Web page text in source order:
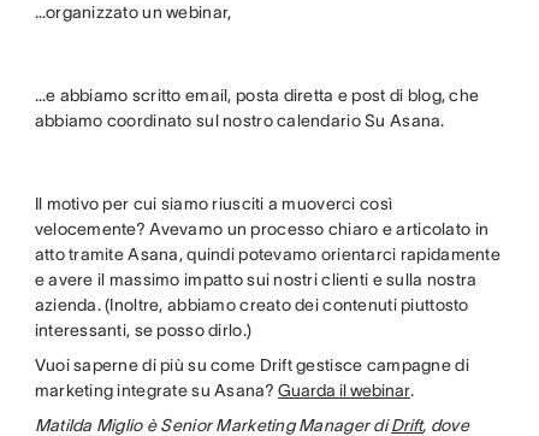
…organizzato un webinar,
…e abbiamo scritto email, posta diretta e post di blog, che
abbiamo coordinato sul nostro calendario Su Asana.
Il motivo per cui siamo riusciti a muoverci così
velocemente? Avevamo un processo chiaro e articolato in
atto tramite Asana, quindi potevamo orientarci rapidamente
e avere il massimo impatto sui nostri clienti e sulla nostra
azienda. (Inoltre, abbiamo creato dei contenuti piuttosto
interessanti, se posso dirlo.)
Vuoi saperne di più su come Drift gestisce campagne di
marketing integrate su Asana?Guarda il webinar.
Matilda Miglio è Senior Marketing Manager diDrift, dove